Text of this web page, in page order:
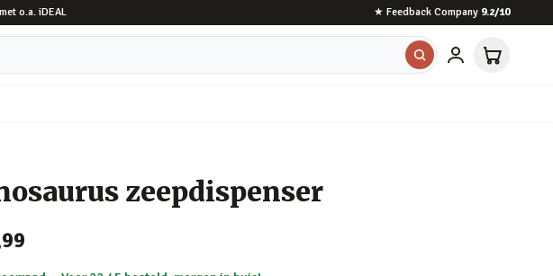
o.a. iDEAL ★ Feedback Company 9.2/10
zeepdispenser